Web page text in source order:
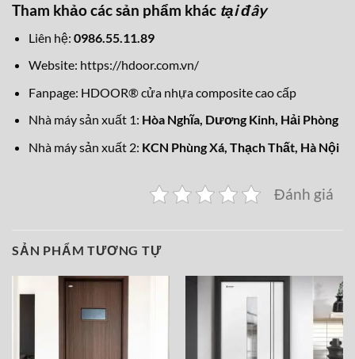
Tham khảo các sản phẩm khác tại đây
Liên hệ: 0986.55.11.89
Website: https://hdoor.com.vn/
Fanpage: HDOOR® cửa nhựa composite cao cấp
Nhà máy sản xuất 1: Hòa Nghĩa, Dương Kinh, Hải Phòng
Nhà máy sản xuất 2: KCN Phùng Xá, Thạch Thất, Hà Nội
Đánh giá
SẢN PHẨM TƯƠNG TỰ